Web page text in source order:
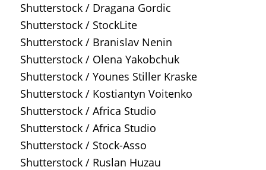
Shutterstock / Dragana Gordic
Shutterstock / StockLite
Shutterstock / Branislav Nenin
Shutterstock / Olena Yakobchuk
Shutterstock / Younes Stiller Kraske
Shutterstock / Kostiantyn Voitenko
Shutterstock / Africa Studio
Shutterstock / Africa Studio
Shutterstock / Stock-Asso
Shutterstock / Ruslan Huzau